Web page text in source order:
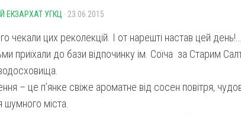
ЕКЗАРХАТ УГКЦ · 23.06.2015
чекали цих реколекцій. І от нарешті настав цей
приїхали до бази відпочинку ім. Соїча за Старим
– це п’янке свіже ароматне від сосен повітря,
шумного міста.